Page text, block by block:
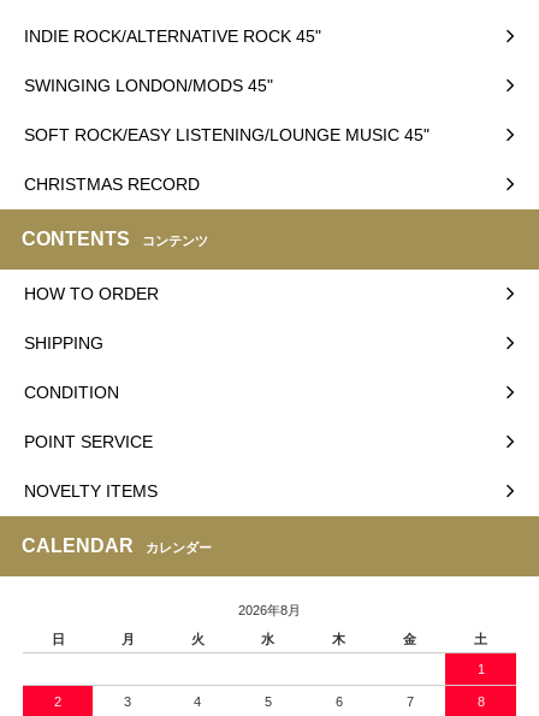
INDIE ROCK/ALTERNATIVE ROCK 45"
SWINGING LONDON/MODS 45"
SOFT ROCK/EASY LISTENING/LOUNGE MUSIC 45"
CHRISTMAS RECORD
CONTENTS コンテンツ
HOW TO ORDER
SHIPPING
CONDITION
POINT SERVICE
NOVELTY ITEMS
CALENDAR カレンダー
2026年8月
日
月 火 水 木 金 土
1
2 3 4 5 6 7 8